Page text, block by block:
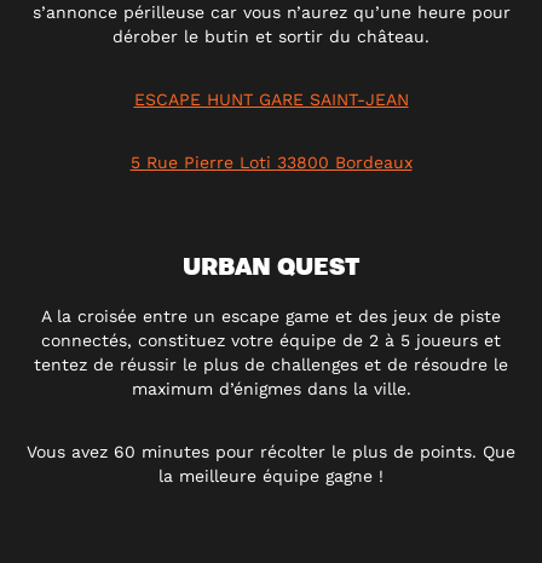
s’annonce périlleuse car vous n’aurez qu’une heure pour
dérober le butin et sortir du château.
ESCAPE HUNT GARE SAINT-JEAN
5 Rue Pierre Loti 33800 Bordeaux
URBAN QUEST
A la croisée entre un escape game et des jeux de piste
connectés, constituez votre équipe de 2 à 5 joueurs et
tentez de réussir le plus de challenges et de résoudre le
maximum d’énigmes dans la ville.
Vous avez 60 minutes pour récolter le plus de points. Que
la meilleure équipe gagne !